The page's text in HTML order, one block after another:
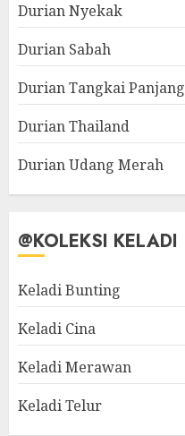
Durian Nyekak
Durian Sabah
Durian Tangkai Panjang
Durian Thailand
Durian Udang Merah
@KOLEKSI KELADI
Keladi Bunting
Keladi Cina
Keladi Merawan
Keladi Telur